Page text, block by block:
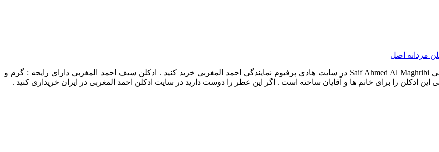
مردانه اصل
عطر ادکلن سیف احمد المغربی خرید و قیمت ادکلن سیف احمد المغربی Saif Ahmed Al Maghribi در سایت هادی پرفیوم نمایندگی احمد المغربی خرید کنید . ادکلن سیف احمد المغربی دارای رایحه : گرم و
ادکلن را برای خانم ها و آقایان ساخته است . اگر این عطر را دوست دارید در سایت ادکلن احمد المغربی در ایران خریداری کنید .